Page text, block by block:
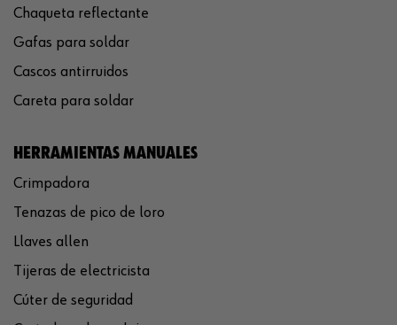
Chaqueta reflectante
Gafas para soldar
Cascos antirruidos
Careta para soldar
HERRAMIENTAS MANUALES
Crimpadora
Tenazas de pico de loro
Llaves allen
Tijeras de electricista
Cúter de seguridad